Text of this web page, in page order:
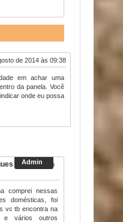
de 2014 às 09:38
em achar uma
da panela. Você
onde eu possa
20 de agosto
comprei nessas
domésticas, foi
vc tb encontra na
e vários outros